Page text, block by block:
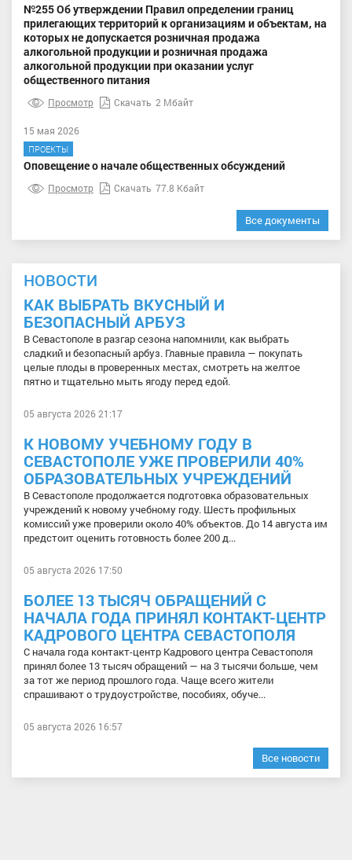
№255 Об утверждении Правил определении границ
прилегающих территорий к организациям и объектам, на
которых не допускается розничная продажа
алкогольной продукции и розничная продажа
алкогольной продукции при оказании услуг
общественного питания
Просмотр Скачать 2 Мбайт
15 мая 2026
ПРОЕКТЫ
Оповещение о начале общественных обсуждений
Просмотр Скачать 77.8 Кбайт
Все документы
НОВОСТИ
КАК ВЫБРАТЬ ВКУСНЫЙ И
БЕЗОПАСНЫЙ АРБУЗ
В Севастополе в разгар сезона напомнили, как выбрать
сладкий и безопасный арбуз. Главные правила — покупать
целые плоды в проверенных местах, смотреть на желтое
пятно и тщательно мыть ягоду перед едой.
05 августа 2026 21:17
К НОВОМУ УЧЕБНОМУ ГОДУ В
СЕВАСТОПОЛЕ УЖЕ ПРОВЕРИЛИ 40%
ОБРАЗОВАТЕЛЬНЫХ УЧРЕЖДЕНИЙ
В Севастополе продолжается подготовка образовательных
учреждений к новому учебному году. Шесть профильных
комиссий уже проверили около 40% объектов. До 14 августа им
предстоит оценить готовность более 200 д...
05 августа 2026 17:50
БОЛЕЕ 13 ТЫСЯЧ ОБРАЩЕНИЙ С
НАЧАЛА ГОДА ПРИНЯЛ КОНТАКТ-ЦЕНТР
КАДРОВОГО ЦЕНТРА СЕВАСТОПОЛЯ
С начала года контакт-центр Кадрового центра Севастополя
принял более 13 тысяч обращений — на 3 тысячи больше, чем
за тот же период прошлого года. Чаще всего жители
спрашивают о трудоустройстве, пособиях, обуче...
05 августа 2026 16:57
Все новости